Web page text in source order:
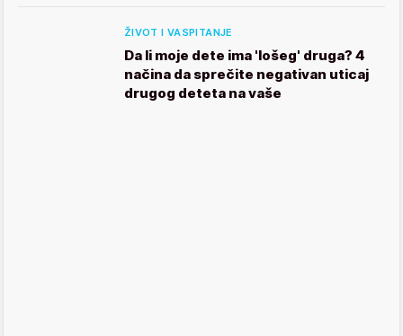
ŽIVOT I VASPITANJE
Da li moje dete ima 'lošeg' druga? 4
načina da sprečite negativan uticaj
drugog deteta na vaše